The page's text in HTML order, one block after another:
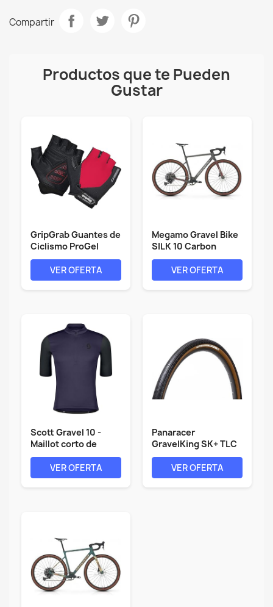
Compartir
Productos que te Pueden
Gustar
GripGrab Guantes de
Ciclismo ProGel
4mm...
VER OFERTA
Megamo Gravel Bike
SILK 10 Carbon
Superlight...
VER OFERTA
Scott Gravel 10 -
Maillot corto de
ciclismo...
VER OFERTA
Panaracer
GravelKing SK+ TLC
Folding Tyre
VER OFERTA